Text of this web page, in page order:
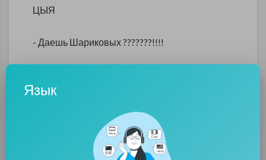
ЦЫЯ
- Даешь Шариковых ???????!!!!
Язык